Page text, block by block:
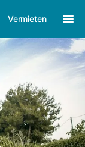
Vermieten